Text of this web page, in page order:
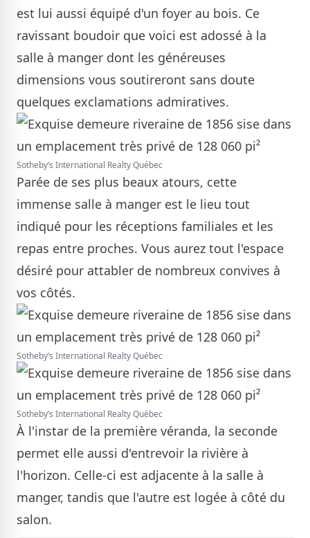
est lui aussi équipé d'un foyer au bois. Ce
ravissant boudoir que voici est adossé à la
salle à manger dont les généreuses
dimensions vous soutireront sans doute
quelques exclamations admiratives.
Sotheby’s International Realty Québec
Parée de ses plus beaux atours, cette
immense salle à manger est le lieu tout
indiqué pour les réceptions familiales et les
repas entre proches. Vous aurez tout l'espace
désiré pour attabler de nombreux convives à
vos côtés.
Sotheby’s International Realty Québec
Sotheby’s International Realty Québec
À l'instar de la première véranda, la seconde
permet elle aussi d'entrevoir la rivière à
l'horizon. Celle-ci est adjacente à la salle à
manger, tandis que l'autre est logée à côté du
salon.